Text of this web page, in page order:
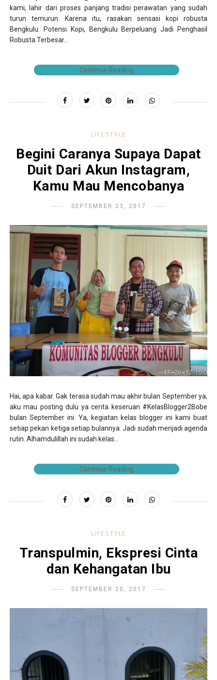
kami, lahir dari proses panjang tradisi perawatan yang sudah
turun temurun. Karena itu, rasakan sensasi kopi robusta
Bengkulu. Potensi Kopi, Bengkulu Berpeluang Jadi Penghasil
Robusta Terbesar...
Continue Reading
LIFESTYLE
Begini Caranya Supaya Dapat
Duit Dari Akun Instagram,
Kamu Mau Mencobanya
SEPTEMBER 23, 2017
Hai, apa kabar. Gak terasa sudah mau akhir bulan September ya,
aku mau posting dulu ya cerita keseruan #KelasBlogger2Bobe
bulan September ini. Ya, kegiatan kelas blogger ini kami buat
setiap pekan ketiga setiap bulannya. Jadi sudah menjadi agenda
rutin. Alhamdulillah ini sudah kelas...
Continue Reading
LIFESTYLE
Transpulmin, Ekspresi Cinta
dan Kehangatan Ibu
SEPTEMBER 20, 2017